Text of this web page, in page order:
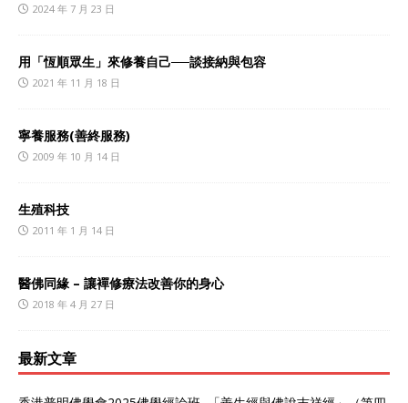
2024 年 7 月 23 日
用「恆順眾生」來修養自己──談接納與包容
2021 年 11 月 18 日
寧養服務(善終服務)
2009 年 10 月 14 日
生殖科技
2011 年 1 月 14 日
醫佛同緣 – 讓襌修療法改善你的身心
2018 年 4 月 27 日
最新文章